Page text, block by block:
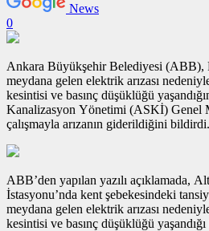
News
0
Ankara Büyükşehir Belediyesi (ABB),
meydana gelen elektrik arızası
kesintisi ve basınç düşüklüğü
Kanalizasyon Yönetimi (ASKİ) Genel
çalışmayla arızanın giderildiğini bildirdi.
ABB’den yapılan yazılı açıklamada,
İstasyonu’nda kent şebekesindeki
meydana gelen elektrik arızası
kesintisi ve basınç düşüklüğü